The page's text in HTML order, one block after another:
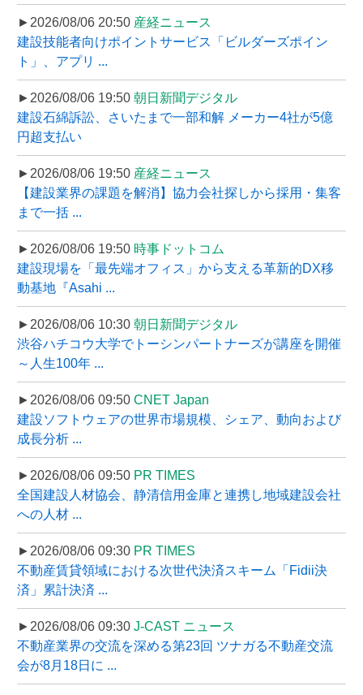
►2026/08/06 20:50 産経ニュース
建設技能者向けポイントサービス「ビルダーズポイン
ト」、アプリ ...
►2026/08/06 19:50 朝日新聞デジタル
建設石綿訴訟、さいたまで一部和解 メーカー4社が5億
円超支払い
►2026/08/06 19:50 産経ニュース
【建設業界の課題を解消】協力会社探しから採用・集客
まで一括 ...
►2026/08/06 19:50 時事ドットコム
建設現場を「最先端オフィス」から支える革新的DX移
動基地『Asahi ...
►2026/08/06 10:30 朝日新聞デジタル
渋谷ハチコウ大学でトーシンパートナーズが講座を開催
～人生100年 ...
►2026/08/06 09:50 CNET Japan
建設ソフトウェアの世界市場規模、シェア、動向および
成長分析 ...
►2026/08/06 09:50 PR TIMES
全国建設人材協会、静清信用金庫と連携し地域建設会社
への人材 ...
►2026/08/06 09:30 PR TIMES
不動産賃貸領域における次世代決済スキーム「Fidii決
済」累計決済 ...
►2026/08/06 09:30 J-CAST ニュース
不動産業界の交流を深める第23回 ツナガる不動産交流
会が8月18日に ...